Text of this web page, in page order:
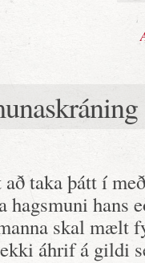
taka þátt í
hagsmuni hans
skal mælt
áhrif á gildi